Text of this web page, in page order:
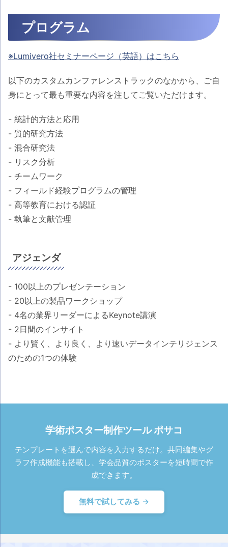
プログラム
※Lumivero社セミナーページ（英語）はこちら
以下のカスタムカンファレンストラックのなかから、ご自
身にとって最も重要な内容を注してご覧いただけます。
- 統計的方法と応用
- 質的研究方法
- 混合研究法
- リスク分析
- チームワーク
- フィールド経験プログラムの管理
- 高等教育における認証
- 執筆と文献管理
アジェンダ
- 100以上のプレゼンテーション
- 20以上の製品ワークショップ
- 4名の業界リーダーによるKeynote講演
- 2日間のインサイト
- より賢く、より良く、より速いデータインテリジェンス
のための1つの体験
学術ポスター制作ツール ポサコ
テンプレートを選んで内容を入力するだけ。共同編集やグ
ラフ作成機能も搭載し、学会品質のポスターを短時間で作
成できます。
無料で試してみる →